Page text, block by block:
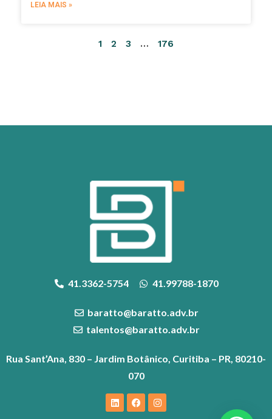
LEIA MAIS »
1 2 3 … 176
41.3362-5754 41.99788-1870
baratto@baratto.adv.br
talentos@baratto.adv.br
Rua Sant’Ana, 830 – Jardim Botânico, Curitiba – PR, 80210-
070